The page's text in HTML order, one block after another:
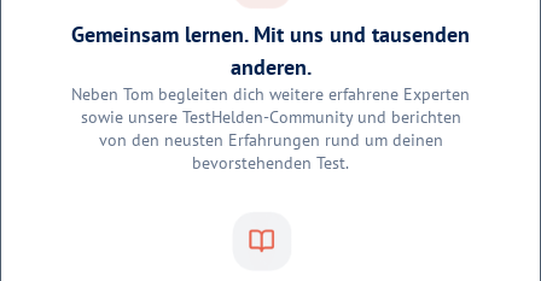
Gemeinsam lernen. Mit uns und tausenden
anderen.
Neben Tom begleiten dich weitere erfahrene Experten
sowie unsere TestHelden-Community und berichten
von den neusten Erfahrungen rund um deinen
bevorstehenden Test.